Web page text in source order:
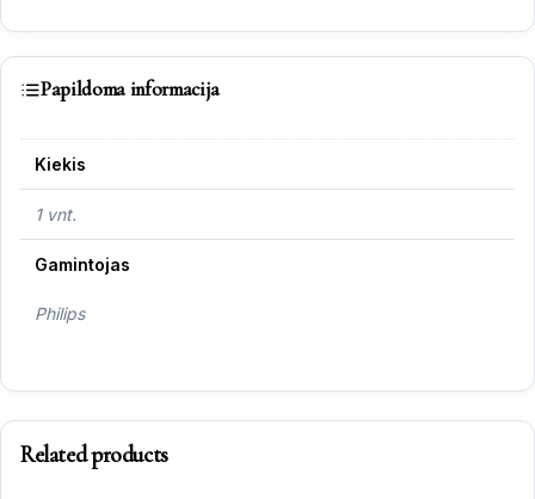
Papildoma informacija
Kiekis
1 vnt.
Gamintojas
Philips
Related products